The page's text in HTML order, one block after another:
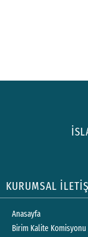
KURUMSAL
Anasayfa
Birim Kalite Komisyonu